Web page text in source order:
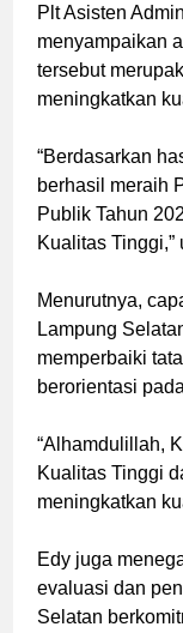
Plt Asisten
menyampaikan
tersebut
meningkatkan
“Berdasarkan
berhasil meraih
Publik Tahun
Kualitas Tinggi,”
Menurutnya,
Lampung
memperbaiki
berorientasi
“Alhamdulillah,
Kualitas Tinggi
meningkatkan
Edy juga
evaluasi dan
Selatan